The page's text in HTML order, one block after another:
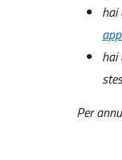
hai
hai
Per